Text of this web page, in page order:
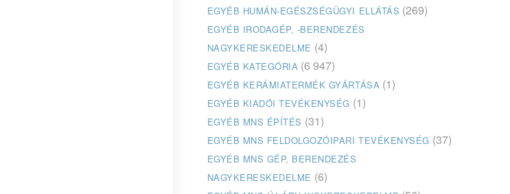
EGYÉB HUMÁN-EGÉSZSÉGÜGYI ELLÁTÁS (269)
EGYÉB IRODAGÉP, -BERENDEZÉS
NAGYKERESKEDELME (4)
EGYÉB KATEGÓRIA (6 947)
EGYÉB KERÁMIATERMÉK GYÁRTÁSA (1)
EGYÉB KIADÓI TEVÉKENYSÉG (1)
EGYÉB MNS ÉPÍTÉS (31)
EGYÉB MNS FELDOLGOZÓIPARI TEVÉKENYSÉG (37)
EGYÉB MNS GÉP, BERENDEZÉS
NAGYKERESKEDELME (6)